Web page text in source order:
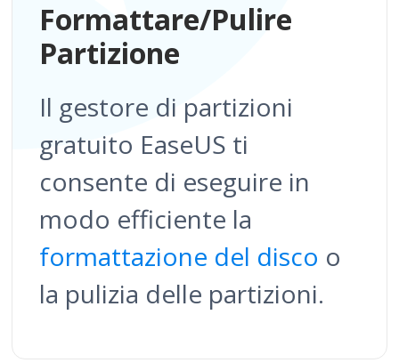
Formattare/Pulire
Partizione
Il gestore di partizioni
gratuito EaseUS ti
consente di eseguire in
modo efficiente la
formattazione del disco o
la pulizia delle partizioni.